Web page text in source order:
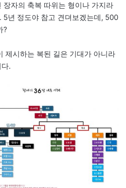
장자의 축복 따위는 형이나 가지라
5년 정도야 참고 견뎌보겠는데, 500
?
제시하는 복된 길은 기대가 아니라
.